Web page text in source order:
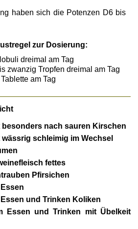
haben sich die Potenzen D6 bis
zur Dosierung:
dreimal am Tag
zwanzig Tropfen dreimal am Tag
am Tag
besonders nach sauren Kirschen
schleimig im Wechsel
fettes
Pfirsichen
und Trinken Koliken
Essen und Trinken mit Übelkeit